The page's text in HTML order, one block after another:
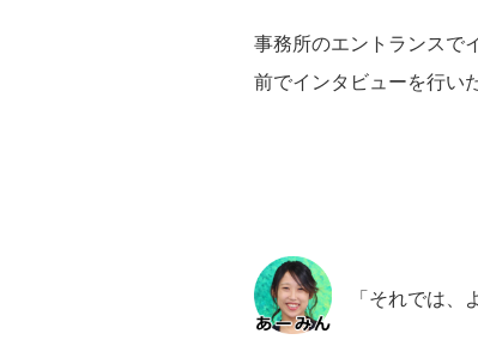
事務所のエントランスで
前でインタビューを行い
「それでは、